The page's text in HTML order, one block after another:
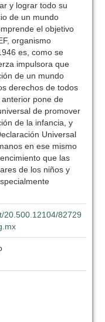
y lograr todo su
de un mundo
el objetivo
organismo
es, como se
impulsora que
de un mundo
derechos de todos
pone de
de promover
de la infancia, y
Universal
en ese mismo
que las
de los niños y
20.500.12104/82729